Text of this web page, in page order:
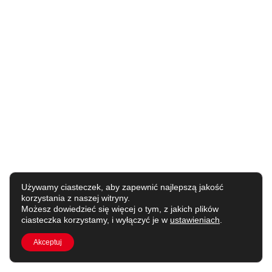
Używamy ciasteczek, aby zapewnić najlepszą jakość
korzystania z naszej witryny.
Możesz dowiedzieć się więcej o tym, z jakich plików
ciasteczka korzystamy, i wyłączyć je w ustawieniach
Akceptuj